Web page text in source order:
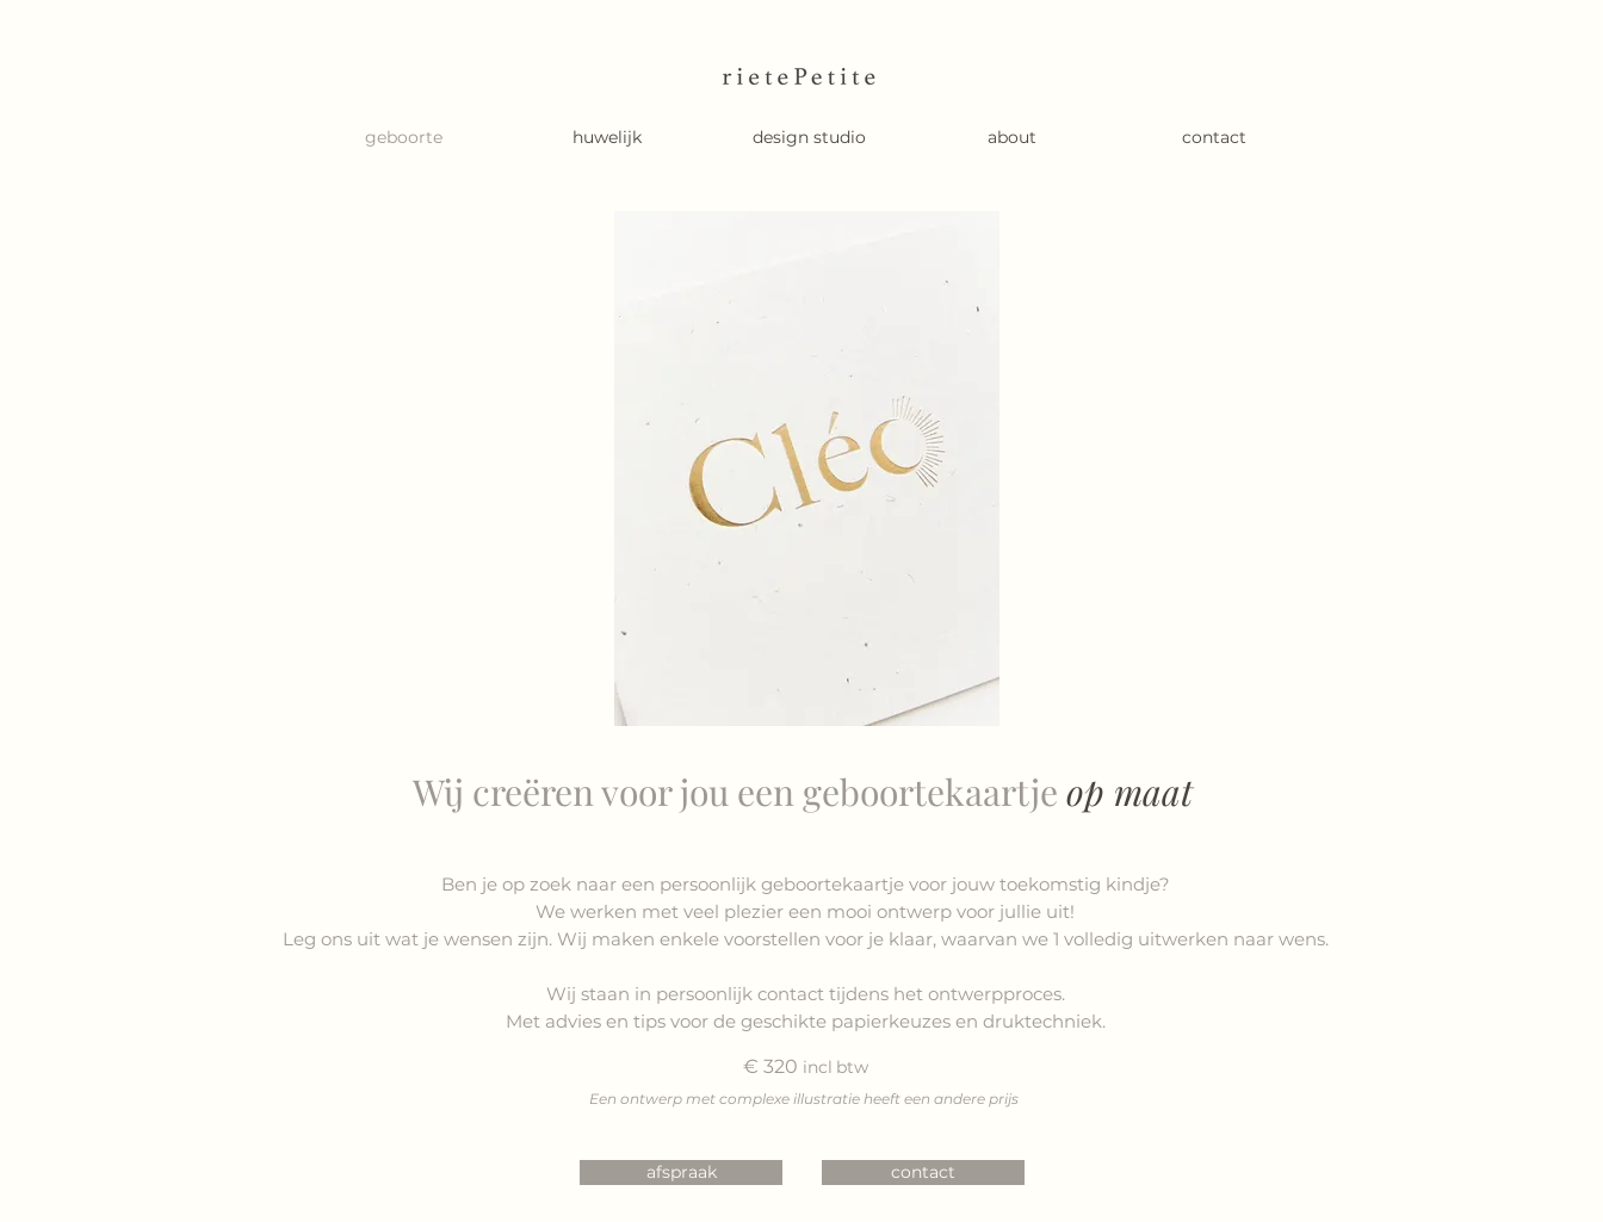
geboorte huwelijk design studio about contact
Wij creëren voor jou een geboortekaartje op maat
Ben je op zoek naar een persoonlijk geboortekaartje voor jouw toekomstig kindje?
We werken met veel plezier een mooi ontwerp voor jullie uit!
Leg ons uit wat je wensen zijn. Wij maken enkele voorstellen voor je klaar, waarvan we 1 volledig uitwerken naar wens.
Wij staan in persoonlijk contact tijdens het ontwerpproces.
Met advies en tips voor de geschikte papierkeuzes en druktechniek.
€ 320 incl btw
Een ontwerp met complexe illustratie heeft een andere prijs
afspraak contact